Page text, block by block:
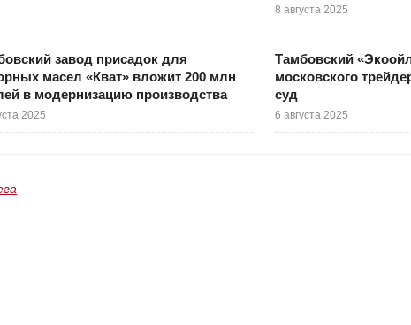
8 августа 2025
завод присадок для
масел «Кват» вложит 200 млн
в модернизацию производства
2025
Тамбовский
московского
суд
6 августа 2025